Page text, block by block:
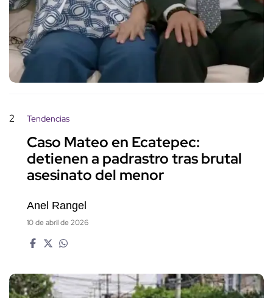
2 Tendencias
Caso Mateo en Ecatepec:
detienen a padrastro tras brutal
asesinato del menor
Anel Rangel
10 de abril de 2026